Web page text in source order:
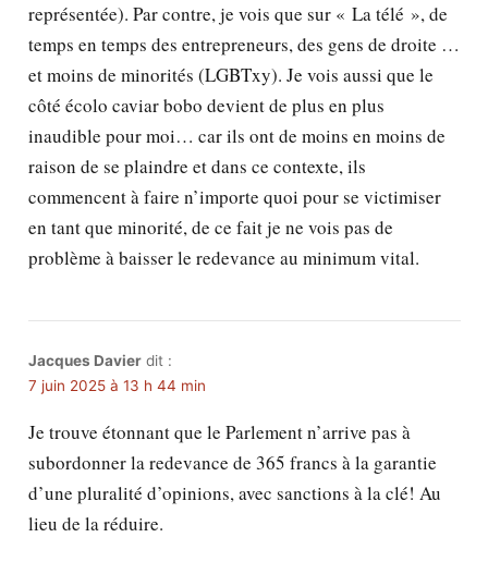
représentée). Par contre, je vois que sur « La télé », de
temps en temps des entrepreneurs, des gens de droite …
et moins de minorités (LGBTxy). Je vois aussi que le
côté écolo caviar bobo devient de plus en plus
inaudible pour moi… car ils ont de moins en moins de
raison de se plaindre et dans ce contexte, ils
commencent à faire n’importe quoi pour se victimiser
en tant que minorité, de ce fait je ne vois pas de
problème à baisser le redevance au minimum vital.
Jacques Davier dit :
7 juin 2025 à 13 h 44 min
Je trouve étonnant que le Parlement n’arrive pas à
subordonner la redevance de 365 francs à la garantie
d’une pluralité d’opinions, avec sanctions à la clé! Au
lieu de la réduire.